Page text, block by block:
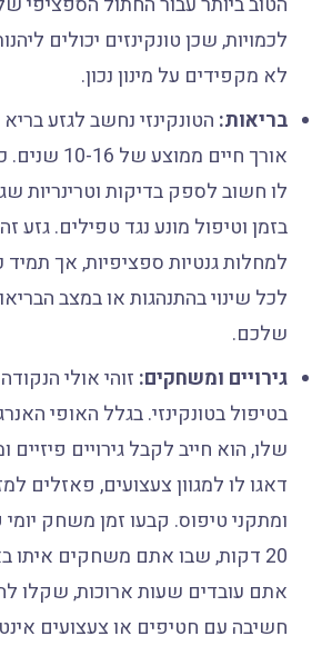
לכמויות, שכן טונקינזים יכולים
לא מקפידים על מינון נכון.
בריאות:הטונקינזי נחשב לגזע בריא
אורך חיים
לו חשוב לספק בדיקות וטרינריות
בזמן וטיפול מונע נגד טפילים. גזע
למחלות גנטיות ספציפיות, אך תמיד
לכל שינוי בהתנהגות או במצב
שלכם.
גירויים ומשחקים:זוהי אולי
בטיפול בטונקינזי. בגלל האופי
שלו, הוא חייב לקבל גירויים פיזיים
דאגו לו למגוון צעצועים, פאזלים
20 דקות, שבו אתם משחקים איתו
אתם עובדים שעות ארוכות, שקלו
חשיבה עם חטיפים או צעצועים